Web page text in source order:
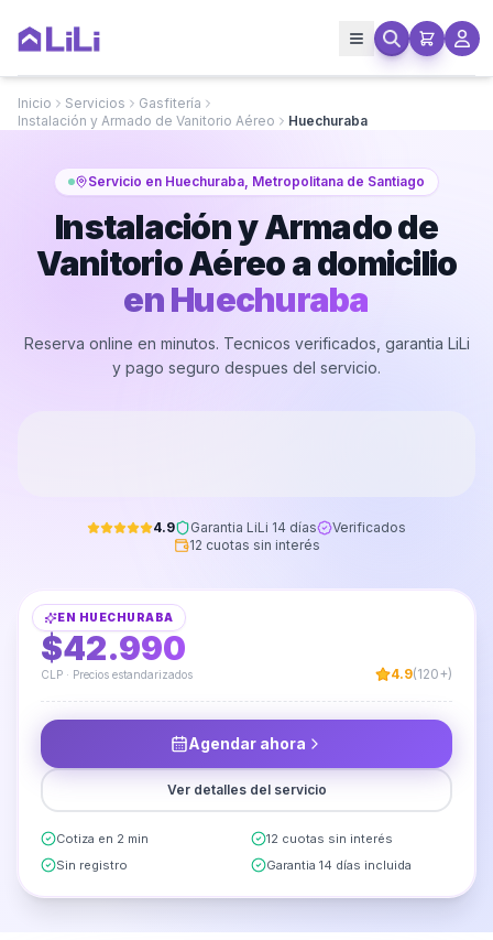
Inicio Servicios
Gasfitería
Instalación y Armado de Vanitorio Aéreo
Huechuraba
Servicio en Huechuraba, Metropolitana de Santiago
Instalación y Armado de
Vanitorio Aéreo a domicilio
enHuechuraba
Reserva online en minutos. Tecnicos verificados, garantia LiLi
y pago seguro despues del servicio.
4.9 Garantia LiLi 14 días
Verificados
12 cuotas sin interés
EN HUECHURABA
DESDE
$42.990
CLP · Precios estandarizados 4.9(120+)
Agendar ahora
Ver detalles del servicio
Cotiza en 2 min
12 cuotas sin interés
Sin registro
Garantia 14 días incluida